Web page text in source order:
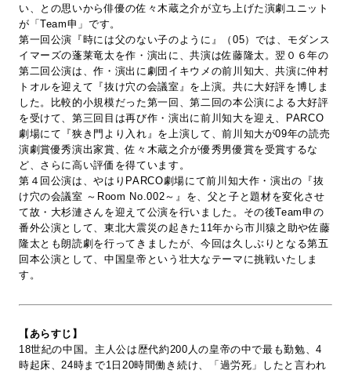
い、との思いから俳優の佐々木蔵之介が立ち上げた演劇ユニット
が「Team申」です。
第一回公演『時には父のない子のように』（05）では、モダンス
イマーズの蓬莱竜太を作・演出に、共演は佐藤隆太。翌０６年の
第二回公演は、作・演出に劇団イキウメの前川知大、共演に仲村
トオルを迎えて『抜け穴の会議室』を上演。共に大好評を博しま
した。比較的小規模だった第一回、第二回の本公演による大好評
を受けて、第三回目は再び作・演出に前川知大を迎え、PARCO
劇場にて『狭き門より入れ』を上演して、前川知大が09年の読売
演劇賞優秀演出家賞、佐々木蔵之介が優秀男優賞を受賞するな
ど、さらに高い評価を得ています。
第４回公演は、やはりPARCO劇場にて前川知大作・演出の『抜
け穴の会議室 ～Room No.002～』を、父と子と題材を変化させ
て故・大杉漣さんを迎えて公演を行いました。その後Team申の
番外公演として、東北大震災の起きた11年から市川猿之助や佐藤
隆太とも朗読劇を行ってきましたが、今回は久しぶりとなる第五
回本公演として、中国皇帝という壮大なテーマに挑戦いたしま
す。
【あらすじ】
18世紀の中国。主人公は歴代約200人の皇帝の中で最も勤勉、4
時起床、24時まで1日20時間働き続け、「過労死」したと言われ